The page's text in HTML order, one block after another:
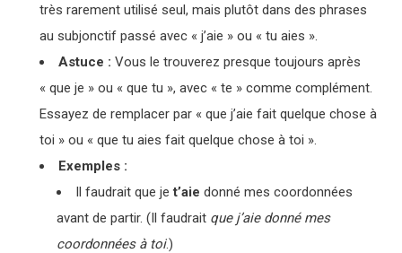
très rarement utilisé seul, mais plutôt dans des phrases
au subjonctif passé avec « j’aie » ou « tu aies ».
Astuce : Vous le trouverez presque toujours après
« que je » ou « que tu », avec « te » comme complément.
Essayez de remplacer par « que j’aie fait quelque chose à
toi » ou « que tu aies fait quelque chose à toi ».
Exemples :
Il faudrait que jet’aie donné mes coordonnées
avant de partir. (Il faudrait que j’aie donné mes
coordonnées à toi.)